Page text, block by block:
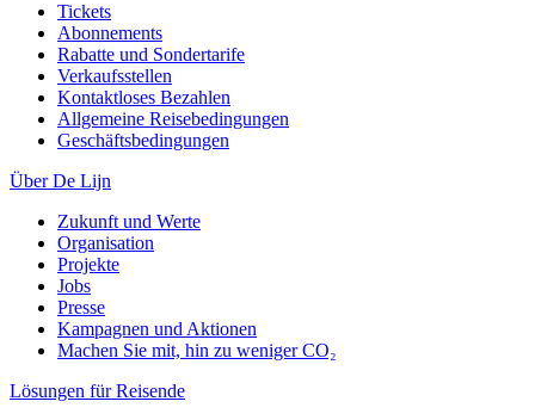
Tickets
Abonnements
Rabatte und Sondertarife
Verkaufsstellen
Kontaktloses Bezahlen
Allgemeine Reisebedingungen
Geschäftsbedingungen
Über De Lijn
Zukunft und Werte
Organisation
Projekte
Jobs
Presse
Kampagnen und Aktionen
Machen Sie mit, hin zu weniger CO₂
Lösungen für Reisende